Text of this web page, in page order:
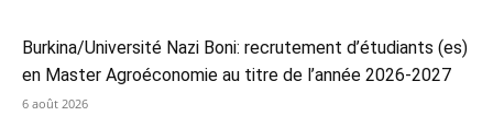
Burkina/Université Nazi Boni: recrutement d’étudiants (es)
en Master Agroéconomie au titre de l’année 2026-2027
6 août 2026